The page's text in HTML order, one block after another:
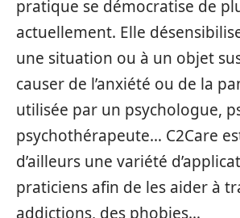
pratique se démocratise de
actuellement. Elle
une situation ou à un objet
causer de l’anxiété ou de la
utilisée par un psychologue,
psychothérapeute… C2Care
d’ailleurs une variété
praticiens afin de les aider à
addictions, des phobies…